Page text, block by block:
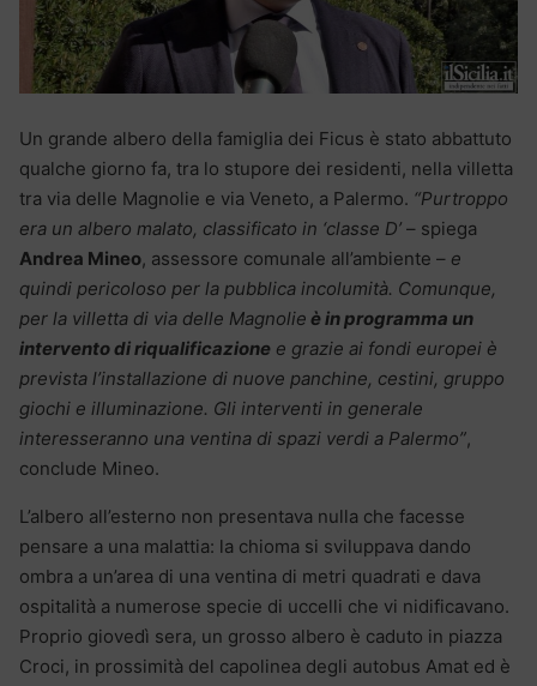
Un grande albero della famiglia dei Ficus è stato abbattuto
qualche giorno fa, tra lo stupore dei residenti, nella villetta
tra via delle Magnolie e via Veneto, a Palermo. “Purtroppo
era un albero malato, classificato in ‘classe D’ – spiega
Andrea Mineo, assessore comunale all’ambiente – e
quindi pericoloso per la pubblica incolumità. Comunque,
per la villetta di via delle Magnolie è in programma un
intervento di riqualificazione e grazie ai fondi europei è
prevista l’installazione di nuove panchine, cestini, gruppo
giochi e illuminazione. Gli interventi in generale
interesseranno una ventina di spazi verdi a Palermo”,
conclude Mineo.
L’albero all’esterno non presentava nulla che facesse
pensare a una malattia: la chioma si sviluppava dando
ombra a un’area di una ventina di metri quadrati e dava
ospitalità a numerose specie di uccelli che vi nidificavano.
Proprio giovedì sera, un grosso albero è caduto in piazza
Croci, in prossimità del capolinea degli autobus Amat ed è